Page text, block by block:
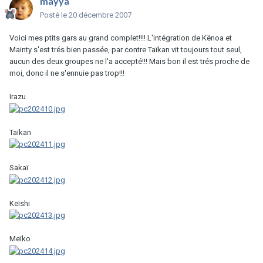
Posté le 20 décembre 2007
Voici mes ptits gars au grand complet!!!! L'intégration de Kënoa et
Mainty s'est trés bien passée, par contre Taïkan vit toujours tout seul,
aucun des deux groupes ne l'a accepté!!! Mais bon il est trés proche de
moi, donc il ne s'ennuie pas trop!!!
Irazu
Taïkan
Sakaï
Keïshi
Meïko